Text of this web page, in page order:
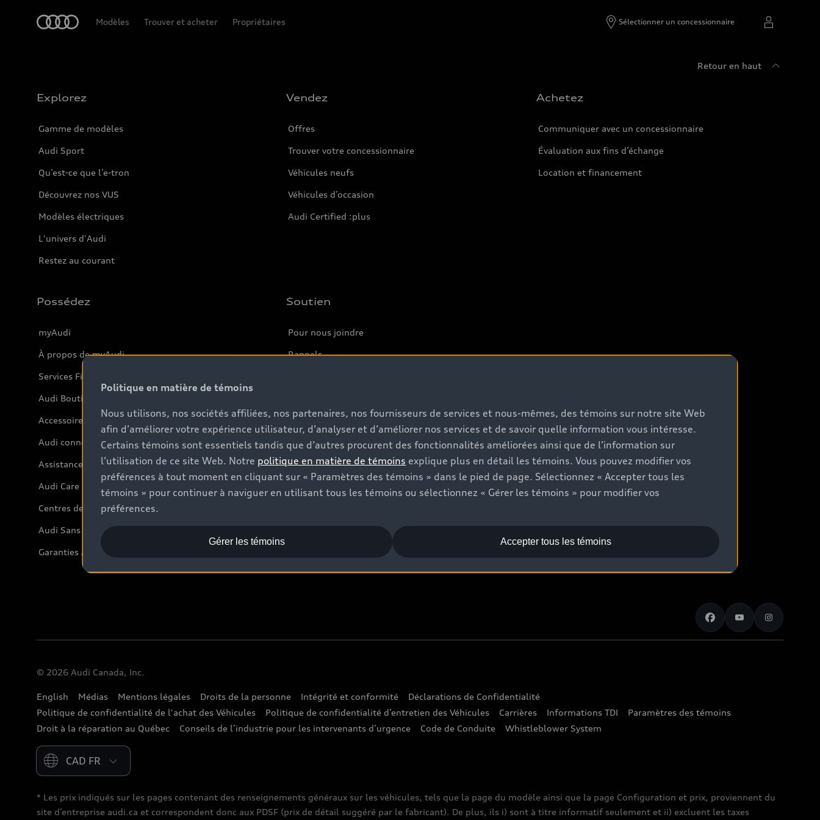
Modèles Trouver et acheter Propriétaires Sélectionner un concessionnaire
Retour en haut
Explorez
Gamme de modèles
Audi Sport
Qu’est-ce que l’e-tron
Découvrez nos VUS
Modèles électriques
L'univers d'Audi
Restez au courant
Vendez
Offres
Trouver votre concessionnaire
Véhicules neufs
Véhicules d’occasion
Audi Certified :plus
Achetez
Communiquer avec un concessionnaire
Évaluation aux fins d’échange
Location et financement
Possédez
myAudi
À propos de myAudi
Services Financiers Audi
Audi Boutique
Accessoires
Audi connect
Assistance routière
Audi Care
Centres de carrosserie Audi
Audi Sans Souci
Garanties Audi et couverture
Soutien
Pour nous joindre
Rappels
© 2026 Audi Canada, Inc.
English Médias Mentions légales Droits de la personne Intégrité et conformité
Déclarations de Confidentialité
Politique de confidentialité de l'achat des Véhicules
Politique de confidentialité d’entretien des Véhicules Carrières Informations TDI
Paramètres des témoins
Droit à la réparation au Québec
Conseils de l’industrie pour les intervenants d’urgence Code de Conduite Whistleblower System
Please select country
* Les prix indiqués sur les pages contenant des renseignements généraux sur les véhicules, tels que la page du modèle ainsi que la page Configuration et prix, proviennent du
site d’entreprise audi.ca et correspondent donc aux PDSF (prix de détail suggéré par le fabricant). De plus, ils i) sont à titre informatif seulement et ii) excluent les taxes
Politique en matière de témoins
Nous utilisons, nos sociétés affiliées, nos partenaires, nos fournisseurs de services et nous-mêmes, des témoins sur notre site Web
afin d’améliorer votre expérience utilisateur, d’analyser et d’améliorer nos services et de savoir quelle information vous intéresse.
Certains témoins sont essentiels tandis que d’autres procurent des fonctionnalités améliorées ainsi que de l’information sur
l’utilisation de ce site Web. Notre politique en matière de témoins explique plus en détail les témoins. Vous pouvez modifier vos
préférences à tout moment en cliquant sur « Paramètres des témoins » dans le pied de page. Sélectionnez « Accepter tous les
témoins » pour continuer à naviguer en utilisant tous les témoins ou sélectionnez « Gérer les témoins » pour modifier vos
préférences.
Accepter tous les témoins
Gérer les témoins